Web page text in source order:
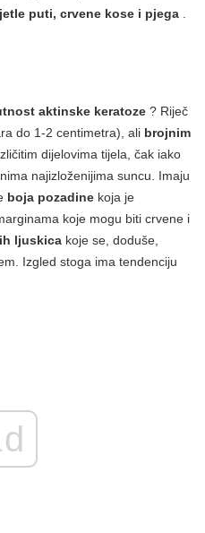
puti, crvene kose i pjega
aktinske keratoze ? Riječ
do 1-2 centimetra), ali brojnim
dijelovima tijela, čak iako
najizloženijima suncu. Imaju
boja pozadine koja je
koje mogu biti crvene i
ljuskica koje se, doduše,
Izgled stoga ima tendenciju